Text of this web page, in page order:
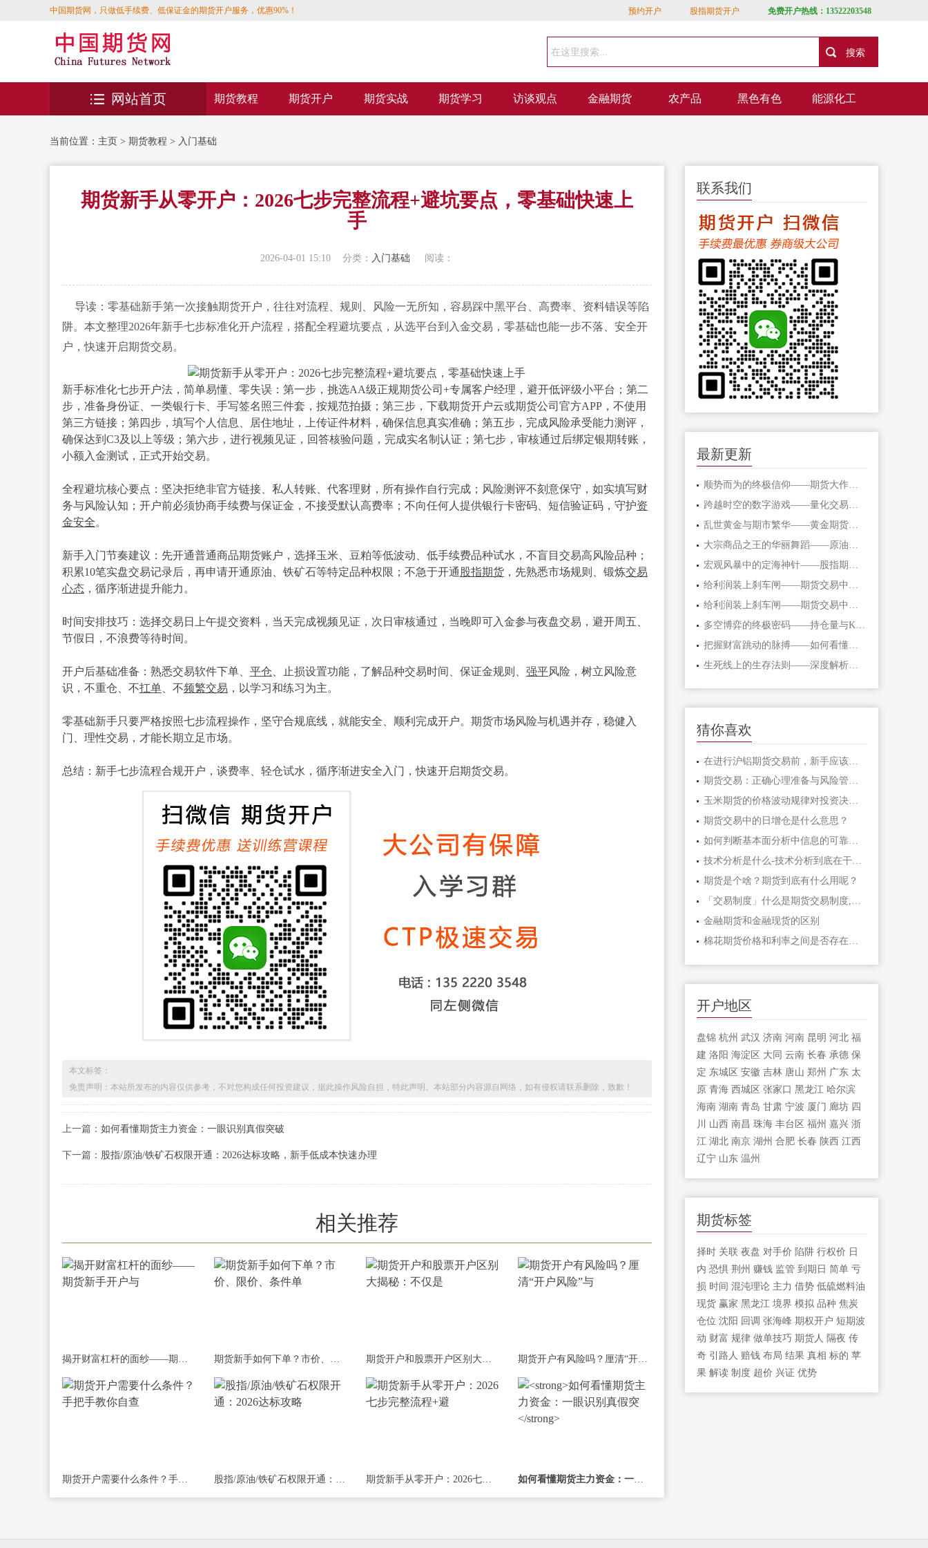
中国期货网，只做低手续费、低保证金的期货开户服务，优惠90%！ 预约开户 股指期货开户 免费开户热线：13522203548
期货教程 期货开户 期货实战 期货学习 访谈观点 金融期货 农产品 黑色有色 能源化工
网站首页
当前位置： 主页 > 期货教程 > 入门基础
期货新手从零开户：2026七步完整流程+避坑要点，零基础快速上
手
2026-04-01 15:10 分类： 入门基础 阅读：
导读：零基础新手第一次接触期货开户，往往对流程、规则、风险一无所知，容易踩中黑平台、高费率、资料错误等陷
阱。本文整理2026年新手七步标准化开户流程，搭配全程避坑要点，从选平台到入金交易，零基础也能一步不落、安全开
户，快速开启期货交易。
新手标准化七步开户法，简单易懂、零失误：第一步，挑选AA级正规期货公司+专属客户经理，避开低评级小平台；第二
步，准备身份证、一类银行卡、手写签名照三件套，按规范拍摄；第三步，下载期货开户云或期货公司官方APP，不使用
第三方链接；第四步，填写个人信息、居住地址，上传证件材料，确保信息真实准确；第五步，完成风险承受能力测评，
确保达到C3及以上等级；第六步，进行视频见证，回答核验问题，完成实名制认证；第七步，审核通过后绑定银期转账，
小额入金测试，正式开始交易。
全程避坑核心要点：坚决拒绝非官方链接、私人转账、代客理财，所有操作自行完成；风险测评不刻意保守，如实填写财
务与风险认知；开户前必须协商手续费与保证金，不接受默认高费率；不向任何人提供银行卡密码、短信验证码，守护资
金安全。
新手入门节奏建议：先开通普通商品期货账户，选择玉米、豆粕等低波动、低手续费品种试水，不盲目交易高风险品种；
积累10笔实盘交易记录后，再申请开通原油、铁矿石等特定品种权限；不急于开通 股指期货，先熟悉市场规则、锻炼交易
心态，循序渐进提升能力。
时间安排技巧：选择交易日上午提交资料，当天完成视频见证，次日审核通过，当晚即可入金参与夜盘交易，避开周五、
节假日，不浪费等待时间。
开户后基础准备：熟悉交易软件下单、 平仓 、止损设置功能，了解品种交易时间、保证金规则、 强平风险，树立风险意
识，不重仓、不扛单、不频繁交易 ，以学习和练习为主。
零基础新手只要严格按照七步流程操作，坚守合规底线，就能安全、顺利完成开户。期货市场风险与机遇并存，稳健入
门、理性交易，才能长期立足市场。
总结：新手七步流程合规开户，谈费率、轻仓试水，循序渐进安全入门，快速开启期货交易。
本文标签：
免责声明：本站所发布的内容仅供参考，不对您构成任何投资建议，据此操作风险自担，特此声明。本站部分内容源自网络，如有侵权请联系删除，致歉！
上一篇： 如何看懂期货主力资金：一眼识别真假突破
下一篇： 股指/原油/铁矿石权限开通：2026达标攻略，新手低成本快速办理
相关推荐
揭开财富杠杆的面纱——期货新手开户与 期货新手如何下单？市价、限价、条件单 期货开户和股票开户区别大揭秘：不仅是 期货开户有风险吗？厘清“开户风险”与
期货开户需要什么条件？手把手教你自查 股指/原油/铁矿石权限开通：2026达标攻略 期货新手从零开户：2026七步完整流程+避 如何看懂期货主力资金：一眼识别真假突
联系我们
最新更新
顺势而为的终极信仰——期货大作手的修
跨越时空的数字游戏——量化交易在期货
乱世黄金与期市繁华——黄金期货的避险
大宗商品之王的华丽舞蹈——原油期货的
宏观风暴中的定海神针——股指期货的对
给利润装上刹车闸——期货交易中不可逾
把握财富跳动的脉搏——如何看懂期货主
生死线上的生存法则——深度解析期货爆
猜你喜欢
在进行沪铝期货交易前，新手应该了解哪
期货交易：正确心理准备与风险管理的关
玉米期货的价格波动规律对投资决策有哪
期货交易中的日增仓是什么意思？
如何判断基本面分析中信息的可靠性？
技术分析是什么-技术分析到底在干什么
期货是个啥？期货到底有什么用呢？
「交易制度」什么是期货交易制度,常见的
金融期货和金融现货的区别
开户地区
盘锦 杭州 武汉 济南 河南 昆明 河北 福
建 洛阳 海淀区 大同 云南 长春 承德 保
定 东城区 安徽 吉林 唐山 郑州 广东 太
原 青海 西城区 张家口 黑龙江 哈尔滨
海南 湖南 青岛 甘肃 宁波 厦门 廊坊 四
川
山西 南昌 珠海 丰台区 福州 嘉兴 浙
江 湖北 南京 湖州 合肥 长春 陕西 江西
辽宁 山东 温州
期货标签
择时 关联 夜盘 对手价 陷阱 行权价 日
内 恐惧 荆州 赚钱 监管 到期日 简单 亏
损 时间 混沌理论 主力 借势 低硫燃料油
现货 赢家 黑龙江 境界 模拟 品种 焦炭
仓位 沈阳 回调 张海峰 期权开户 短期波
动 财富 规律 做单技巧 期货人 隔夜 传
奇 引路人 赔钱 布局 结果 真相 标的 苹
果 解读 制度 超价 兴证 优势